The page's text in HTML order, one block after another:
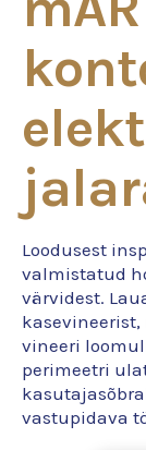
Loodusest
valmistatud
värvidest.
vineeri
perimeetri
vastupidava